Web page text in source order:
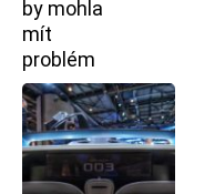
by mohla
mít
problém